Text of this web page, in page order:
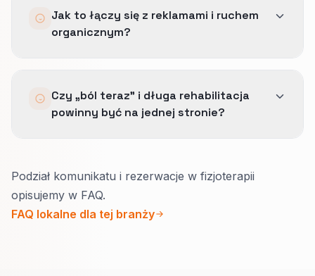
kontaktów.
Jak to łączy się z reklamami i ruchem
organicznym?
kontaktu obowiązują w tym systemie, w SEO i w
SEO lokalnym, żeby żaden kanał nie chował się
Czy „ból teraz” i długa rehabilitacja
powinny być na jednej stronie?
Pod ostry ból: szybki dostęp i co na pierwszej
wizycie.
Podział komunikatu i rezerwacje w fizjoterapii
opisujemy w FAQ.
FAQ lokalne dla tej branży